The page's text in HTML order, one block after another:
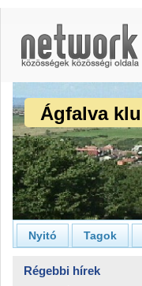
Ágfalva
Nyitó Tagok
Régebbi hírek